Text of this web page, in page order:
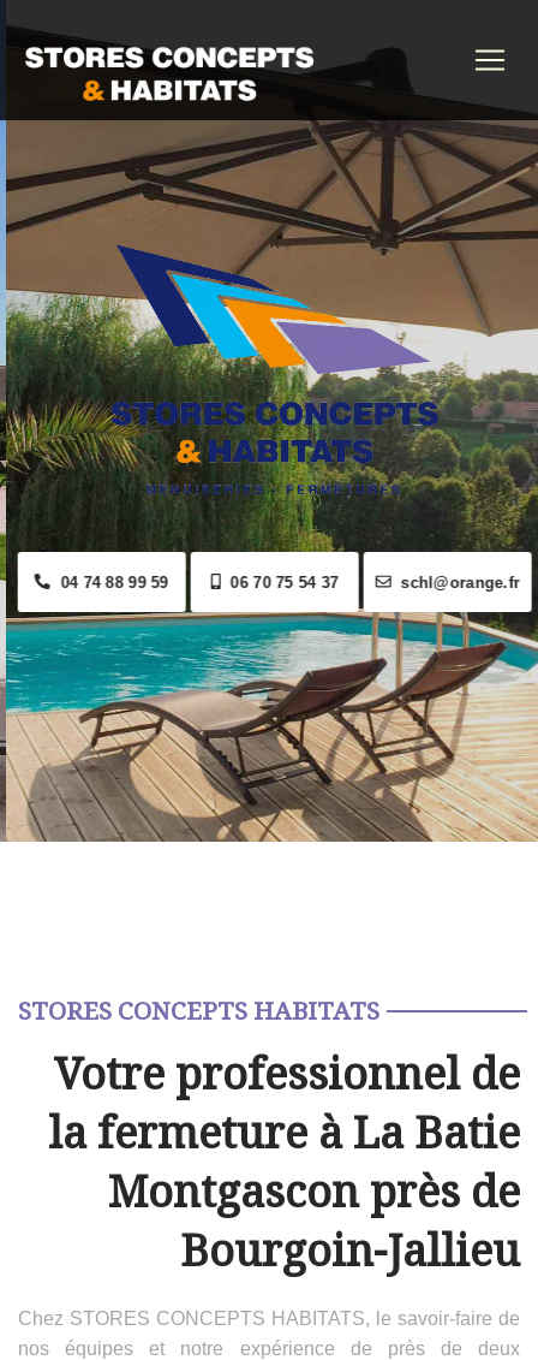
04 74 88 99 59 06 70 75 54 37 schl@orange.fr
STORES CONCEPTS HABITATS
Votre professionnel de
la fermeture à La Batie
Montgascon près de
Bourgoin-Jallieu
Chez STORES CONCEPTS HABITATS, le savoir-faire de
nos équipes et notre expérience de près de deux